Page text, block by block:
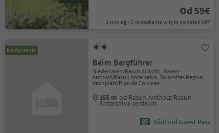
Od 59€
1 nocleg / 1 mieszkanie w tym podatek VAT
Na życzenie
Beim Bergführer
Niederrasen/Rasun di Sotto, Rasen-
Antholz/Rasun Anterselva, Dolomites Region
Kronplatz/Plan de Corones
155 m od Rasen-Antholz/Rasun
Anterselva centrum
Südtirol Guest Pass